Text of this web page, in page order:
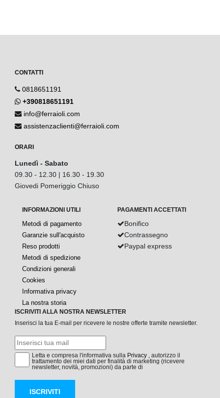
CONTATTI
0818651191
+390818651191
info@ferraioli.com
assistenzaclienti@ferraioli.com
ORARI
Lunedì - Sabato
09.30 - 12.30 | 16.30 - 19.30
Giovedi Pomeriggio Chiuso
INFORMAZIONI UTILI
Metodi di pagamento
Garanzie sull'acquisto
Reso prodotti
Metodi di spedizione
Condizioni generali
Cookies
Informativa privacy
La nostra storia
PAGAMENTI ACCETTATI
Bonifico
Contrassegno
Paypal express
ISCRIVITI ALLA NOSTRA NEWSLETTER
Inserisci la tua E-mail per ricevere le nostre offerte tramite newsletter.
Letta e compresa l'informativa sulla Privacy , autorizzo il
trattamento dei miei dati per finalità di marketing (ricevere
newsletter, novità, promozioni) da parte di
ISCRIVITI